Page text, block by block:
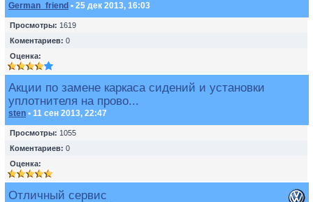
German_friend • 25 дек 2013, 16:03
Просмотры: 1619
Коментариев: 0
Оценка:
Акции по замене каркаса сидений и установки
уплотнителя на прово...
sten • 11 сен 2013, 22:47
Просмотры: 1055
Коментариев: 0
Оценка:
Отличный сервис